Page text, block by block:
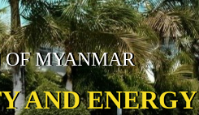
OF MYANMAR
AND ENERGY